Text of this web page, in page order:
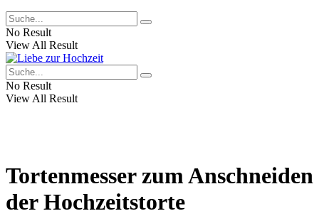
No Result
View All Result
No Result
View All Result
Tortenmesser zum Anschneiden
der Hochzeitstorte